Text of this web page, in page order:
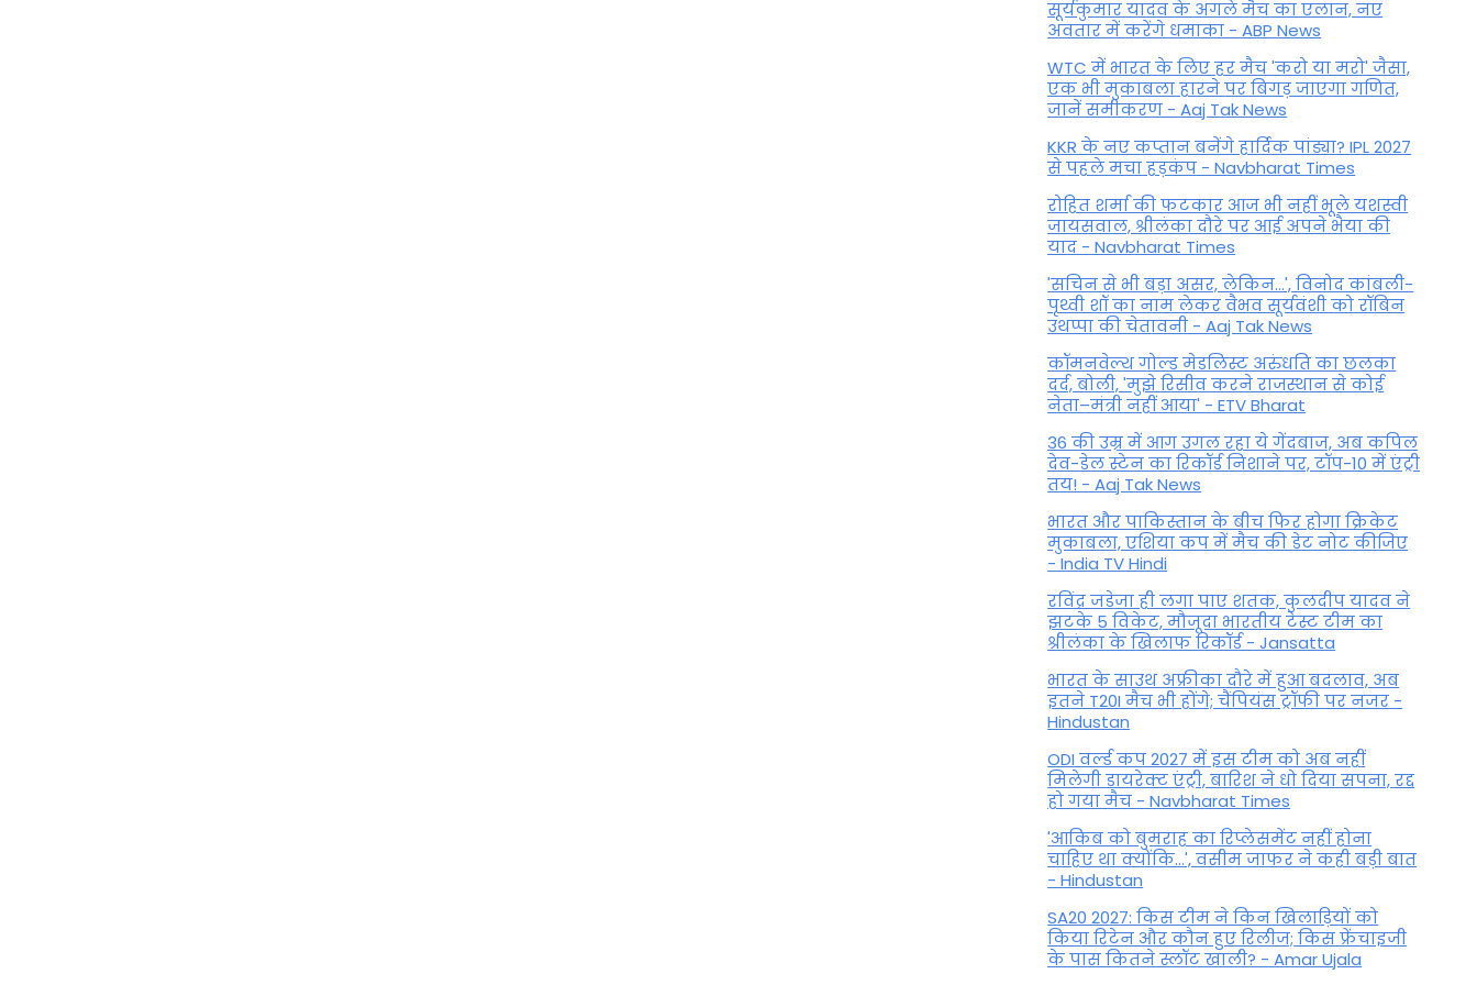
सूर्यकुमार यादव के अगले मैच का एलान, नए
अवतार में करेंगे धमाका - ABP News
WTC में भारत के लिए हर मैच 'करो या मरो' जैसा,
एक भी मुकाबला हारने पर बिगड़ जाएगा गण‍ित,
जानें समीकरण - Aaj Tak News
KKR के नए कप्तान बनेंगे हार्दिक पांड्या? IPL 2027
से पहले मचा हड़कंप - Navbharat Times
रोहित शर्मा की फटकार आज भी नहीं भूले यशस्वी
जायसवाल, श्रीलंका दौरे पर आई अपने भैया की
याद - Navbharat Times
'सचिन से भी बड़ा असर, लेकिन...', व‍िनोद कांबली-
पृथ्वी शॉ का नाम लेकर वैभव सूर्यवंशी को रॉबिन
उथप्पा की चेतावनी - Aaj Tak News
कॉमनवेल्थ गोल्ड मे​डलिस्ट अरुंधति का छलका
दर्द, बोली, 'मुझे रिसीव करने राजस्थान से कोई
नेता–मंत्री नहीं आया' - ETV Bharat
36 की उम्र में आग उगल रहा ये गेंदबाज, अब कपिल
देव-डेल स्टेन का रिकॉर्ड निशाने पर, टॉप-10 में एंट्री
तय! - Aaj Tak News
भारत और पाकिस्तान के बीच फिर होगा क्रिकेट
मुकाबला, एशिया कप में मैच की डेट नोट कीजिए
- India TV Hindi
रविंद्र जडेजा ही लगा पाए शतक, कुलदीप यादव ने
झटके 5 विकेट, मौजूदा भारतीय टेस्ट टीम का
श्रीलंका के खिलाफ रिकॉर्ड - Jansatta
भारत के साउथ अफ्रीका दौरे में हुआ बदलाव, अब
इतने T20I मैच भी होंगे; चैंपियंस ट्रॉफी पर नजर -
Hindustan
ODI वर्ल्ड कप 2027 में इस टीम को अब नहीं
मिलेगी डायरेक्ट एंट्री, बारिश ने धो दिया सपना, रद्द
हो गया मैच - Navbharat Times
'आकिब को बुमराह का रिप्लेसमेंट नहीं होना
चाहिए था क्योंकि...', वसीम जाफर ने कही बड़ी बात
- Hindustan
SA20 2027: किस टीम ने किन खिलाड़ियों को
किया रिटेन और कौन हुए रिलीज; किस फ्रेंचाइजी
के पास कितने स्लॉट खाली? - Amar Ujala